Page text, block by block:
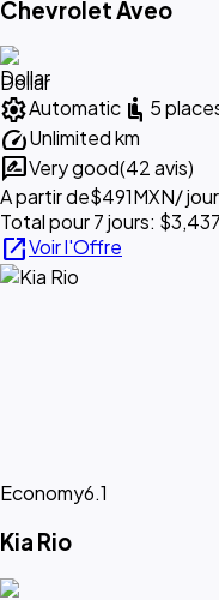
Chevrolet Aveo
Dollar
settingsAutomatic airline_seat_recline_normal 5
speedUnlimited km
rate_reviewVery good(42 avis)
A partir de$491MXN/ jour
Total pour 7 jours:
open_in_newVoir l'Offre
Economy6.1
Kia Rio